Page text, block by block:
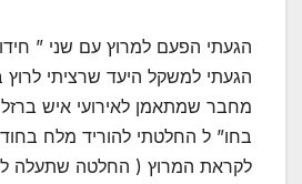
הגעתי הפעם למרוץ עם שני ”
הגעתי למשקל היעד שרציתי לרוץ
מחבר שמתאמן לאירועי איש
בחו” ל החלטתי להוריד מלח
לקראת המרוץ ( החלטה שתעלה